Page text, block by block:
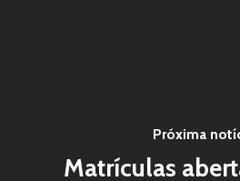
Próxima
Matrículas